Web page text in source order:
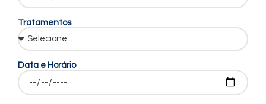
Tratamentos
Data e Horário